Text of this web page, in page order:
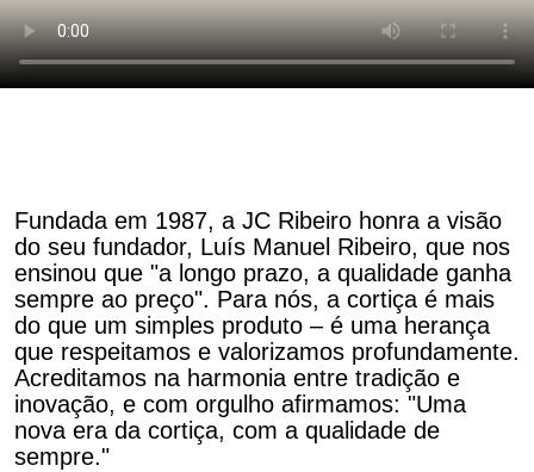
Fundada em 1987, a JC Ribeiro honra a visão
do seu fundador, Luís Manuel Ribeiro, que nos
ensinou que "a longo prazo, a qualidade ganha
sempre ao preço". Para nós, a cortiça é mais
do que um simples produto – é uma herança
que respeitamos e valorizamos profundamente.
Acreditamos na harmonia entre tradição e
inovação, e com orgulho afirmamos: "Uma
nova era da cortiça, com a qualidade de
sempre."